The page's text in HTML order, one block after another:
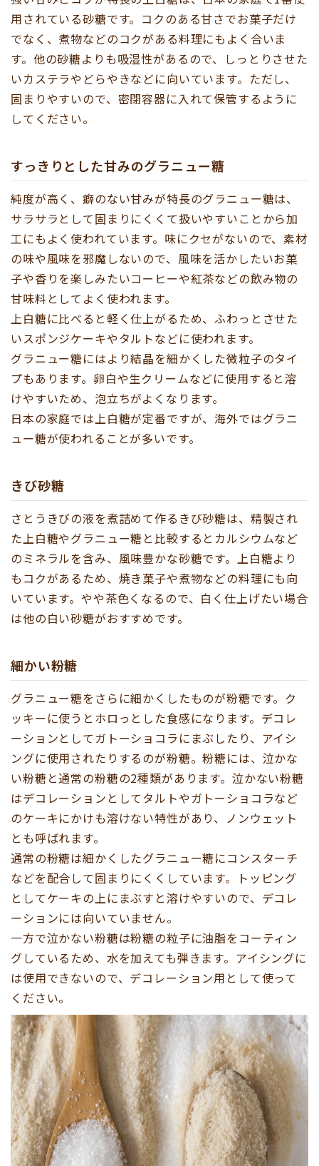
用されている砂糖です。コクのある甘さでお菓子だけ
でなく、煮物などのコクがある料理にもよく合いま
す。他の砂糖よりも吸湿性があるので、しっとりさせた
いカステラやどらやきなどに向いています。ただし、
固まりやすいので、密閉容器に入れて保管するように
してください。
すっきりとした甘みのグラニュー糖
純度が高く、癖のない甘みが特長のグラニュー糖は、
サラサラとして固まりにくくて扱いやすいことから加
工にもよく使われています。味にクセがないので、素材
の味や風味を邪魔しないので、風味を活かしたいお菓
子や香りを楽しみたいコーヒーや紅茶などの飲み物の
甘味料としてよく使われます。
上白糖に比べると軽く仕上がるため、ふわっとさせた
いスポンジケーキやタルトなどに使われます。
グラニュー糖にはより結晶を細かくした微粒子のタイ
プもあります。卵白や生クリームなどに使用すると溶
けやすいため、泡立ちがよくなります。
日本の家庭では上白糖が定番ですが、海外ではグラニ
ュー糖が使われることが多いです。
きび砂糖
さとうきびの液を煮詰めて作るきび砂糖は、精製され
た上白糖やグラニュー糖と比較するとカルシウムなど
のミネラルを含み、風味豊かな砂糖です。上白糖より
もコクがあるため、焼き菓子や煮物などの料理にも向
いています。やや茶色くなるので、白く仕上げたい場合
は他の白い砂糖がおすすめです。
細かい粉糖
グラニュー糖をさらに細かくしたものが粉糖です。ク
ッキーに使うとホロっとした食感になります。デコレ
ーションとしてガトーショコラにまぶしたり、アイシ
ングに使用されたりするのが粉糖。粉糖には、泣かな
い粉糖と通常の粉糖の2種類があります。泣かない粉糖
はデコレーションとしてタルトやガトーショコラなど
のケーキにかけも溶けない特性があり、ノンウェット
とも呼ばれます。
通常の粉糖は細かくしたグラニュー糖にコンスターチ
などを配合して固まりにくくしています。トッピング
としてケーキの上にまぶすと溶けやすいので、デコレ
ーションには向いていません。
一方で泣かない粉糖は粉糖の粒子に油脂をコーティン
グしているため、水を加えても弾きます。アイシングに
は使用できないので、デコレーション用として使って
ください。